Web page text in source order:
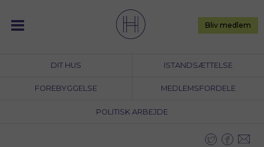
content
DIT HUS ISTANDSÆTTELSE
FOREBYGGELSE MEDLEMSFORDELE
POLITISK ARBEJDE
Bliv medlem